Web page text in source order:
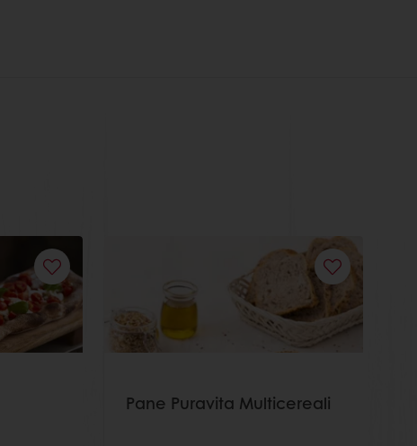
Pane Puravita Multicereali